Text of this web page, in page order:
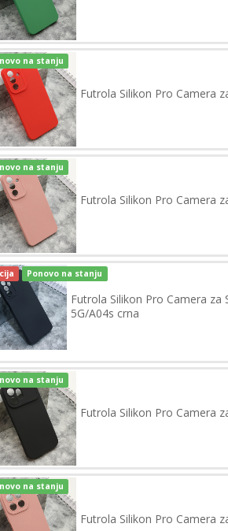
na stanju
Futrola Silikon Pro Camera
na stanju
Futrola Silikon Pro Camera
Ponovo na stanju
Futrola Silikon Pro Camera za
5G/A04s crna
na stanju
Futrola Silikon Pro Camera
na stanju
Futrola Silikon Pro Camera